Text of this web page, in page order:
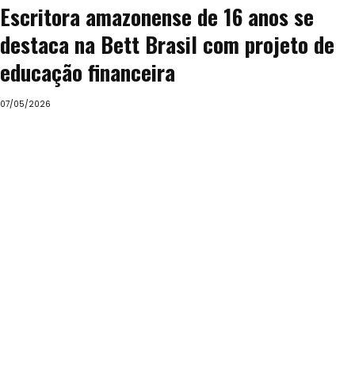
Escritora amazonense de 16 anos se
destaca na Bett Brasil com projeto de
educação financeira
07/05/2026